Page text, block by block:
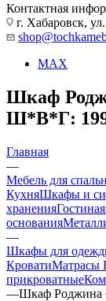
Контактная
г. Хабаровск,
MAX
Шкаф
Ш*В*Г:
Главная
—
Мебель для
КухняШкафы и
храненияГостиная
основания
—
Шкафы для
КроватиМатрасы
прикроватные
—Шкаф Роджина